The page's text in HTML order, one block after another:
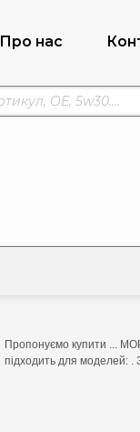
Про нас
Пропонуємо купити ...
підходить для моделей: .